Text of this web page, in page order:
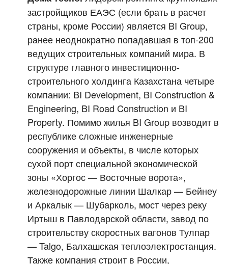
застройщиков ЕАЭС (если брать в расчет
страны, кроме России) является BI Group,
ранее неоднократно попадавшая в топ-200
ведущих строительных компаний мира. В
структуре главного инвестиционно-
строительного холдинга Казахстана четыре
компании: BI Development, BI Construction &
Engineering, BI Road Construction и BI
Property. Помимо жилья BI Group возводит в
республике сложные инженерные
сооружения и объекты, в числе которых
сухой порт специальной экономической
зоны «Хоргос — Восточные ворота»,
железнодорожные линии Шалкар — Бейнеу
и Аркалык — Шубарколь, мост через реку
Иртыш в Павлодарской области, завод по
строительству скоростных вагонов Тулпар
— Talgo, Балхашская теплоэлектростанция.
Также компания строит в России,